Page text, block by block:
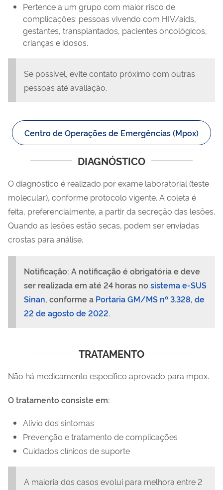
Pertence a um grupo com maior risco de
complicações: pessoas vivendo com HIV/aids,
gestantes, transplantados, pacientes oncológicos,
crianças e idosos.
Se possível, evite contato próximo com outras
pessoas até avaliação.
Centro de Operações de Emergências (Mpox)
DIAGNÓSTICO
O diagnóstico é realizado por exame laboratorial (teste
molecular), conforme protocolo vigente. A coleta é
feita, preferencialmente, a partir da secreção das lesões.
Quando as lesões estão secas, podem ser enviadas
crostas para análise.
Notificação: A notificação é obrigatória e deve
ser realizada em até 24 horas no sistema e-SUS
Sinan, conforme a Portaria GM/MS nº 3.328, de
22 de agosto de 2022.
TRATAMENTO
Não há medicamento específico aprovado para mpox.
O tratamento consiste em:
Alívio dos sintomas
Prevenção e tratamento de complicações
Cuidados clínicos de suporte
A maioria dos casos evolui para melhora entre 2